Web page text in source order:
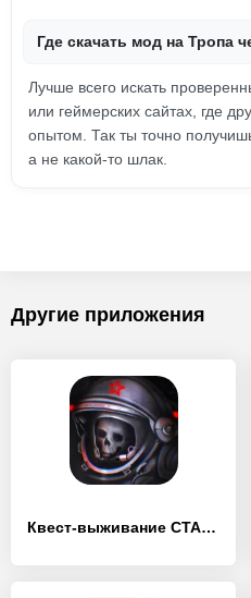
Где скачать мод на Тропа
Лучше всего искать
или геймерских сайтах, где
опытом. Так ты точно
а не какой-то шлак.
Другие приложения
Квест-выживание СТАНЦИЯ ЗАРЯ-1